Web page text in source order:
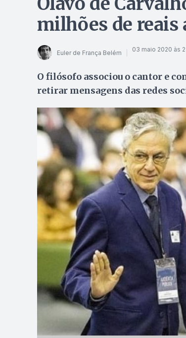
milhões de reais
Euler de França Belém 03 maio 2020 às
O filósofo associou o cantor e
retirar mensagens das redes